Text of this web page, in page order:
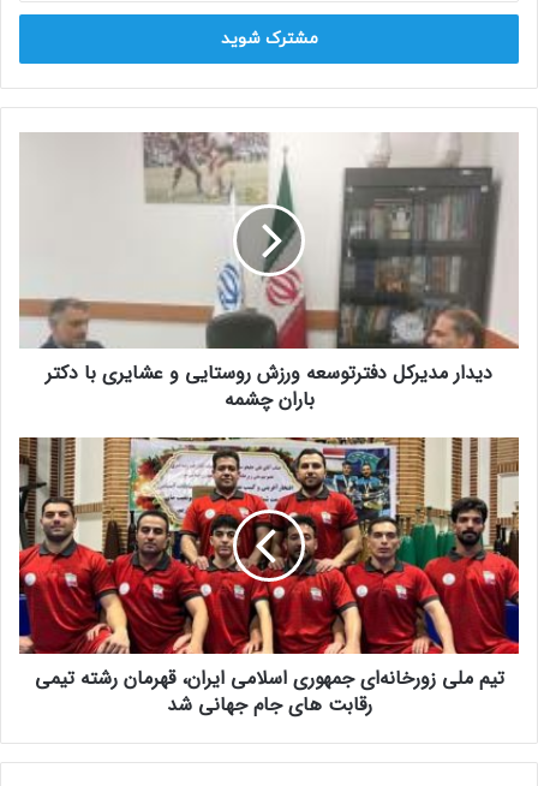
خود
وارد
کنید
دیدار مدیرکل دفترتوسعه ورزش روستایی و عشایری با دکتر
باران چشمه
تیم ملی زورخانه‌ای جمهوری اسلامی ایران، قهرمان رشته تیمی
رقابت های جام جهانی شد